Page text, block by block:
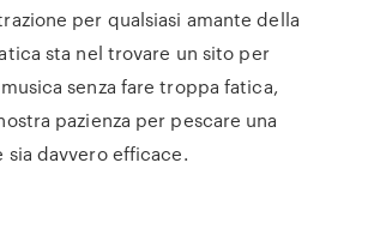
per qualsiasi amante della
sta nel trovare un sito per
senza fare troppa fatica,
pazienza per pescare una
sia davvero efficace.